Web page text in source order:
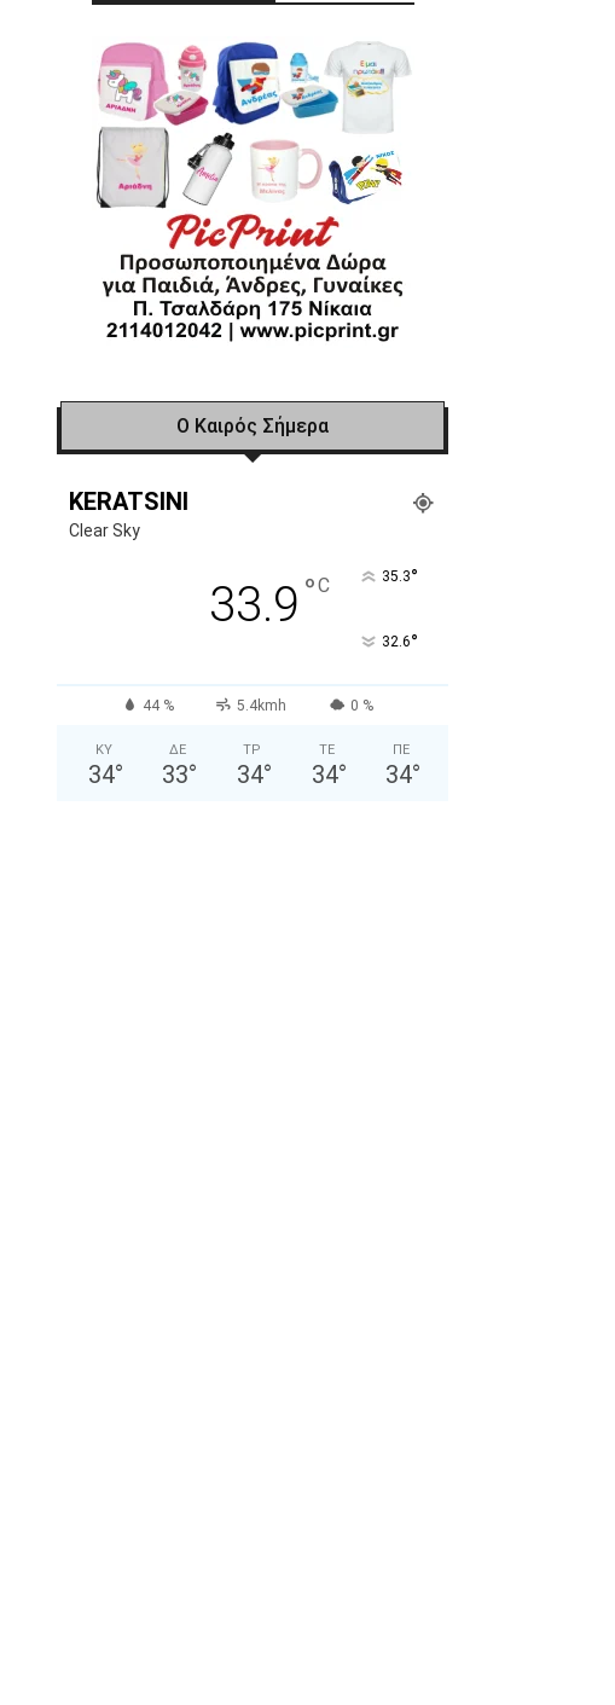
Ο Καιρός Σήμερα
KERATSINI
Clear Sky
33.9 °C 35.3°
32.6°
44 % 5.4kmh 0 %
ΚΥ
34°
ΔΕ
33°
ΤΡ
34°
ΤΕ
34°
ΠΕ
34°